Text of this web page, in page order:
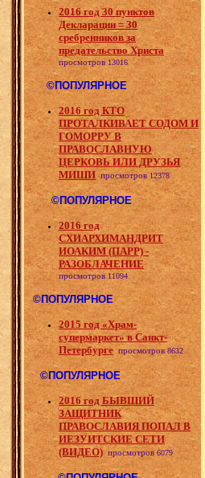
2016 год 30 пунктов
Декларации = 30
сребренников за
предательство Христа
просмотров 13016
©ПОПУЛЯРНОЕ
2016 год КТО
ПРОТАЛКИВАЕТ СОДОМ И
ГОМОРРУ В
ПРАВОСЛАВНУЮ
ЦЕРКОВЬ ИЛИ ДРУЗЬЯ
МИШИ просмотров 12378
©ПОПУЛЯРНОЕ
2016 год
СХИАРХИМАНДРИТ
ИОАКИМ (ПАРР) -
РАЗОБЛАЧЕНИЕ
просмотров 11094
©ПОПУЛЯРНОЕ
2015 год «Храм-
супермаркет» в Санкт-
Петербурге просмотров8632
©ПОПУЛЯРНОЕ
2016 год БЫВШИЙ
ЗАЩИТНИК
ПРАВОСЛАВИЯ ПОПАЛ В
ИЕЗУИТСКИЕ СЕТИ
(ВИДЕО) просмотров6079